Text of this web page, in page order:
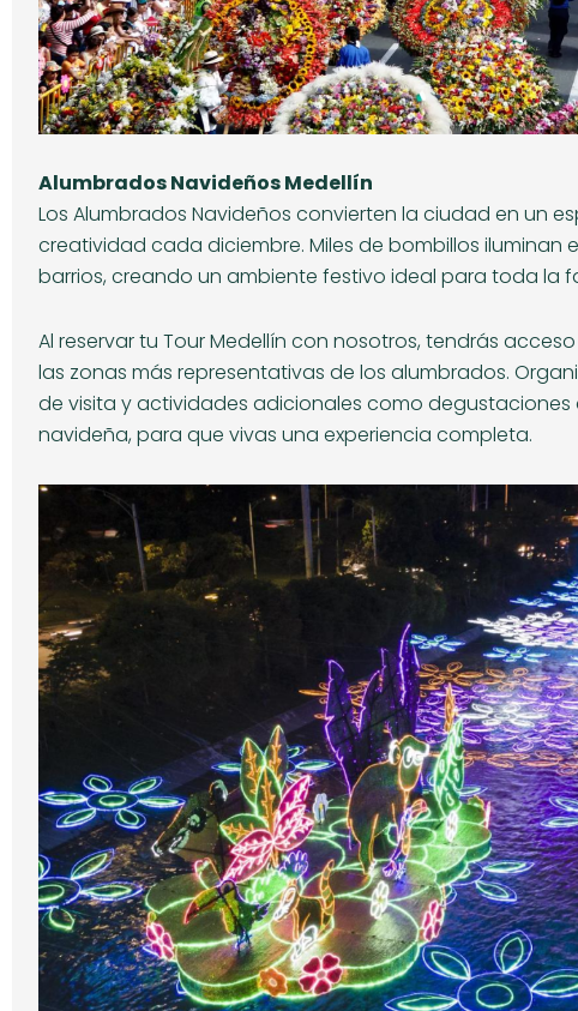
Alumbrados Navideños Medellín
Los Alumbrados Navideños convierten la ciudad en un
creatividad cada diciembre. Miles de bombillos iluminan
barrios, creando un ambiente festivo ideal para toda la
Al reservar tu Tour Medellín con nosotros, tendrás
las zonas más representativas de los alumbrados.
de visita y actividades adicionales como
navideña, para que vivas una experiencia completa.